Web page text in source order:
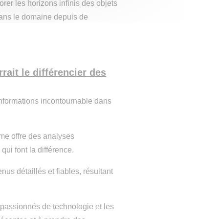
les horizons infinis des objets
le domaine depuis de
le différencier des
incontournable dans
offre des analyses
font la différence.
détaillés et fiables, résultant
de technologie et les